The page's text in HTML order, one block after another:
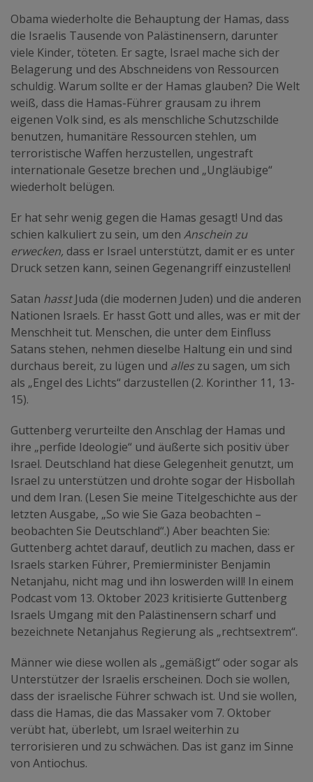
Obama wiederholte die Behauptung der Hamas, dass
die Israelis Tausende von Palästinensern, darunter
viele Kinder, töteten. Er sagte, Israel mache sich der
Belagerung und des Abschneidens von Ressourcen
schuldig. Warum sollte er der Hamas glauben? Die Welt
weiß, dass die Hamas-Führer grausam zu ihrem
eigenen Volk sind, es als menschliche Schutzschilde
benutzen, humanitäre Ressourcen stehlen, um
terroristische Waffen herzustellen, ungestraft
internationale Gesetze brechen und „Ungläubige“
wiederholt belügen.
Er hat sehr wenig gegen die Hamas gesagt! Und das
schien kalkuliert zu sein, um den Anschein zu
erwecken, dass er Israel unterstützt, damit er es unter
Druck setzen kann, seinen Gegenangriff einzustellen!
Satan hasstJuda (die modernen Juden) und die anderen
Nationen Israels. Er hasst Gott und alles, was er mit der
Menschheit tut. Menschen, die unter dem Einfluss
Satans stehen, nehmen dieselbe Haltung ein und sind
durchaus bereit, zu lügen und alleszu sagen, um sich
als „Engel des Lichts“ darzustellen (2. Korinther 11, 13-
15).
Guttenberg verurteilte den Anschlag der Hamas und
ihre „perfide Ideologie“ und äußerte sich positiv über
Israel. Deutschland hat diese Gelegenheit genutzt, um
Israel zu unterstützen und drohte sogar der Hisbollah
und dem Iran. (Lesen Sie meine Titelgeschichte aus der
letzten Ausgabe, „So wie Sie Gaza beobachten –
beobachten Sie Deutschland“.) Aber beachten Sie:
Guttenberg achtet darauf, deutlich zu machen, dass er
Israels starken Führer, Premierminister Benjamin
Netanjahu, nicht mag und ihn loswerden will! In einem
Podcast vom 13. Oktober 2023 kritisierte Guttenberg
Israels Umgang mit den Palästinensern scharf und
bezeichnete Netanjahus Regierung als „rechtsextrem“.
Männer wie diese wollen als „gemäßigt“ oder sogar als
Unterstützer der Israelis erscheinen. Doch sie wollen,
dass der israelische Führer schwach ist. Und sie wollen,
dass die Hamas, die das Massaker vom 7. Oktober
verübt hat, überlebt, um Israel weiterhin zu
terrorisieren und zu schwächen. Das ist ganz im Sinne
von Antiochus.